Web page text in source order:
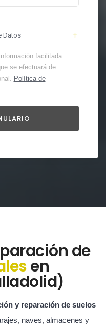
Datos
facilitada
se efectuará de
Política de
de
en
y reparación de suelos
naves, almacenes y